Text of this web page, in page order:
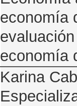
economía
economía
Karina